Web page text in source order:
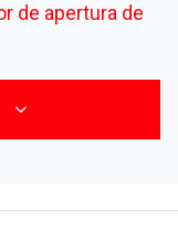
de apertura de